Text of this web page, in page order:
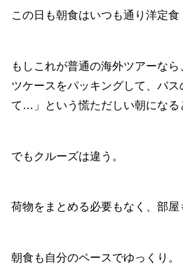
この日も朝食はいつも通り洋定食
もしこれが普通の海外ツアーな
ツケースをパッキングして、バ
て…」という慌ただしい朝になる
でもクルーズは違う。
荷物をまとめる必要もなく、部屋
朝食も自分のペースでゆっくり。